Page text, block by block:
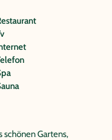
Gartens,